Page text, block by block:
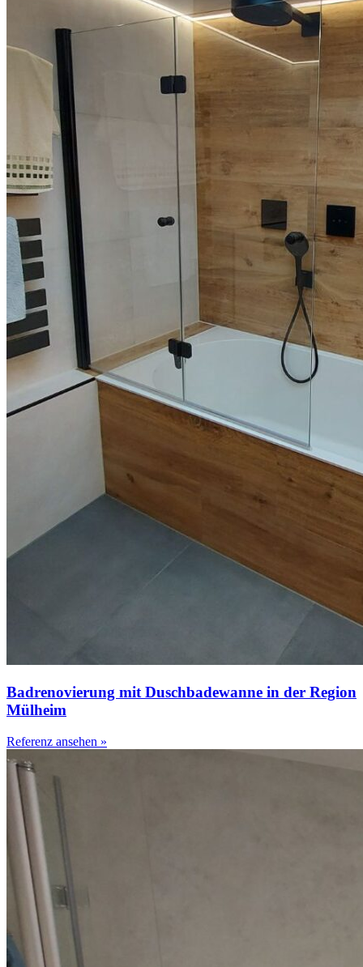
Badrenovierung mit Duschbadewanne in der Region
Mülheim
Referenz ansehen »